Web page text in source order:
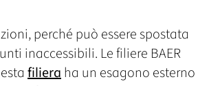
perché può essere spostata
inaccessibili. Le filiere BAER
filieraha un esagono esterno